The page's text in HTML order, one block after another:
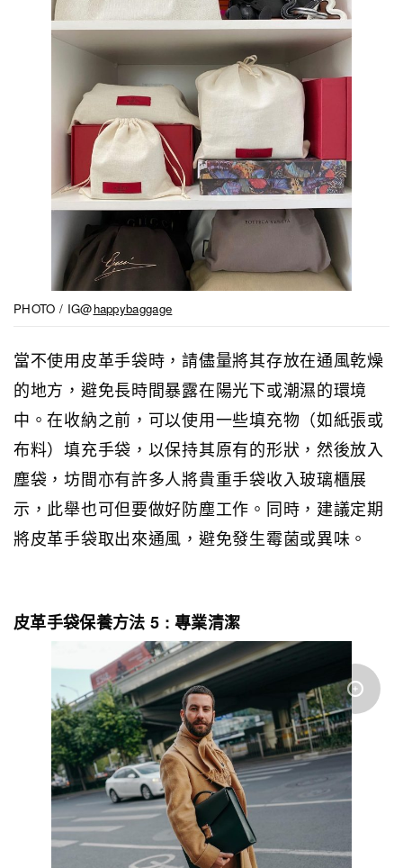
PHOTO / IG@happybaggage
當不使用皮革手袋時，請儘量將其存放在通風乾燥
的地方，避免長時間暴露在陽光下或潮濕的環境
中。在收納之前，可以使用一些填充物（如紙張或
布料）填充手袋，以保持其原有的形狀，然後放入
塵袋，坊間亦有許多人將貴重手袋收入玻璃櫃展
示，此舉也可但要做好防塵工作。同時，建議定期
將皮革手袋取出來通風，避免發生霉菌或異味。
皮革手袋保養方法 5 : 專業清潔